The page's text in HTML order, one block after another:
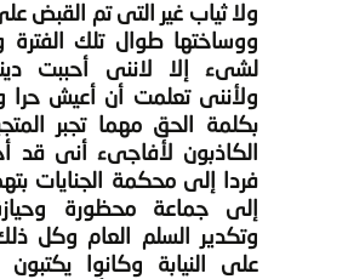
ولا ثياب غير التى تم القبض
ووساختها طوال تلك
لشىء إلا لاننى أحببت
ولأننى تعلمت أن أعيش حرا
بكلمة الحق مهما تجبر
فردا إلى محكمة الجنايات
إلى جماعة محظورة
وتكدير السلم العام وكل
على النيابة وكانوا